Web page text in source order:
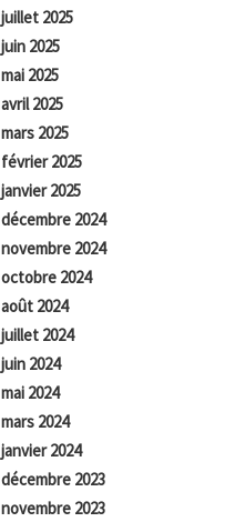
juillet 2025
juin 2025
mai 2025
avril 2025
mars 2025
février 2025
janvier 2025
décembre 2024
novembre 2024
octobre 2024
août 2024
juillet 2024
juin 2024
mai 2024
mars 2024
janvier 2024
décembre 2023
novembre 2023